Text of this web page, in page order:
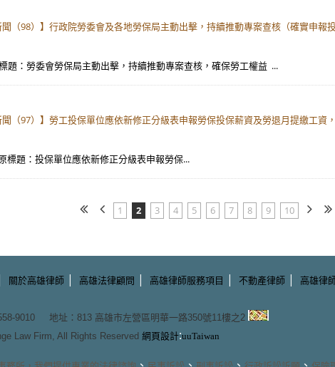
（98）】行政院勞委會及各地勞保局主動出擊，持續推動專案查核（確實申
題：勞委會勞保局主動出擊，持續推動專案查核，確保勞工權益 ...
（97）】勞工投保單位應依新修正分級表申報勞保投保薪資及勞退月提繳工
題：投保單位應依新修正分級表申報勞保...
1 2 3 4 5 6 7 8 9 10
關於高雄律師 | 高雄法律顧問 | 高雄律師服務項目 | 不動產律師 | 高雄律
9010 地址： 813 高雄市左營區明華一路350號11樓之2
Law Firm, All Rights Reserved 網頁設計:uuTaiwan